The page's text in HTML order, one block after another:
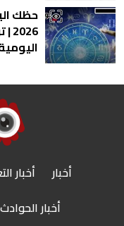
أخبار أخبار
أخبار الحوادث